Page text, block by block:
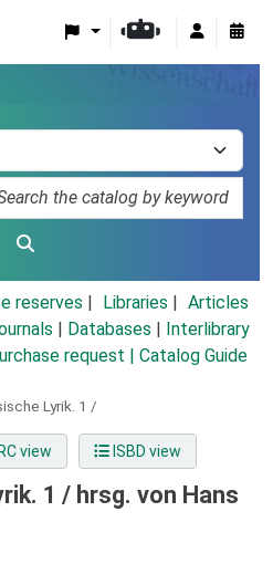
reserves Libraries
Articles
Databases
Interlibrary
request | Catalog Guide
Lyrik. 1 /
view ISBD view
1 / hrsg. von Hans